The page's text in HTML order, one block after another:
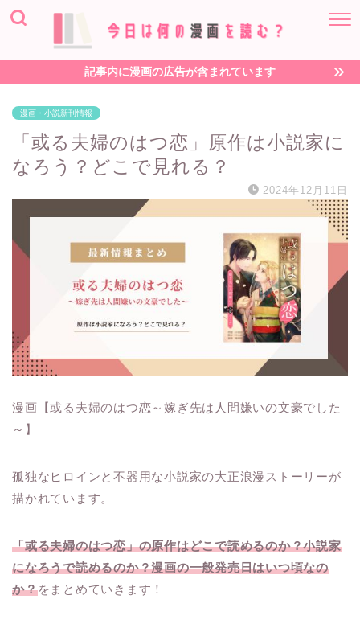
記事内に漫画の広告が含まれています
漫画・小説新刊情報
「或る夫婦のはつ恋」原作は小説家に
なろう？どこで見れる？
2024年12月11日
漫画【或る夫婦のはつ恋～嫁ぎ先は人間嫌いの文豪でした
～】
孤独なヒロインと不器用な小説家の大正浪漫ストーリーが
描かれています。
「或る夫婦のはつ恋」の原作はどこで読めるのか？小説家
になろうで読めるのか？漫画の一般発売日はいつ頃なの
か？をまとめていきます！